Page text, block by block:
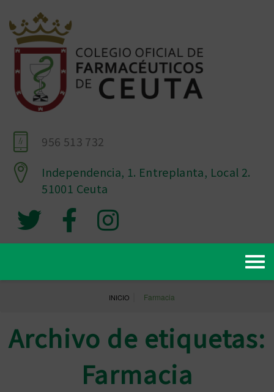
956 513 732
Independencia, 1. Entreplanta, Local 2.
51001 Ceuta
INICIO Farmacia
Archivo de etiquetas:
Farmacia